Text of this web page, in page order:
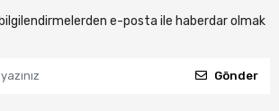
e-posta ile haberdar olmak
Gönder